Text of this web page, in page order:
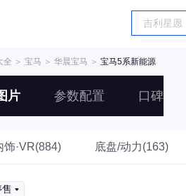
全 ＞ 宝马 ＞ 华晨宝马 ＞ 宝马5系新能源
片 参数配置 口碑
饰·VR(884) 底盘/动力(163)